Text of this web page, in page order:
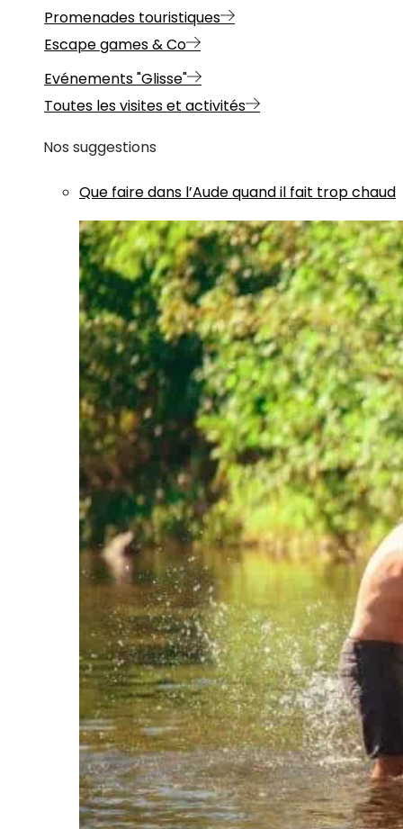
Promenades touristiques
Escape games & Co
Evénements "Glisse"
Toutes les visites et activités
Nos suggestions
Que faire dans l’Aude quand il fait trop chaud